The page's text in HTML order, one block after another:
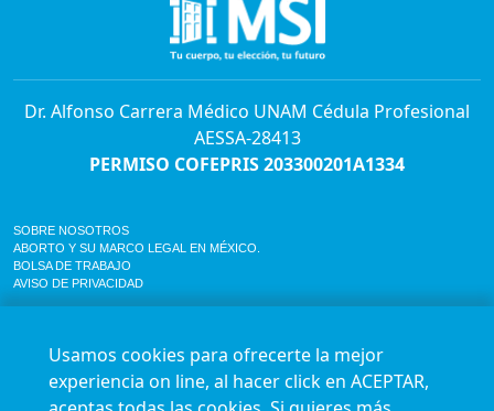
Dr. Alfonso Carrera Médico UNAM Cédula Profesional
AESSA-28413
PERMISO COFEPRIS 203300201A1334
SOBRE NOSOTROS
ABORTO Y SU MARCO LEGAL EN MÉXICO.
BOLSA DE TRABAJO
AVISO DE PRIVACIDAD
Agenda en línea24/7 aquí
Impact report
Usamos cookies para ofrecerte la mejor
experiencia on line, al hacer click en ACEPTAR,